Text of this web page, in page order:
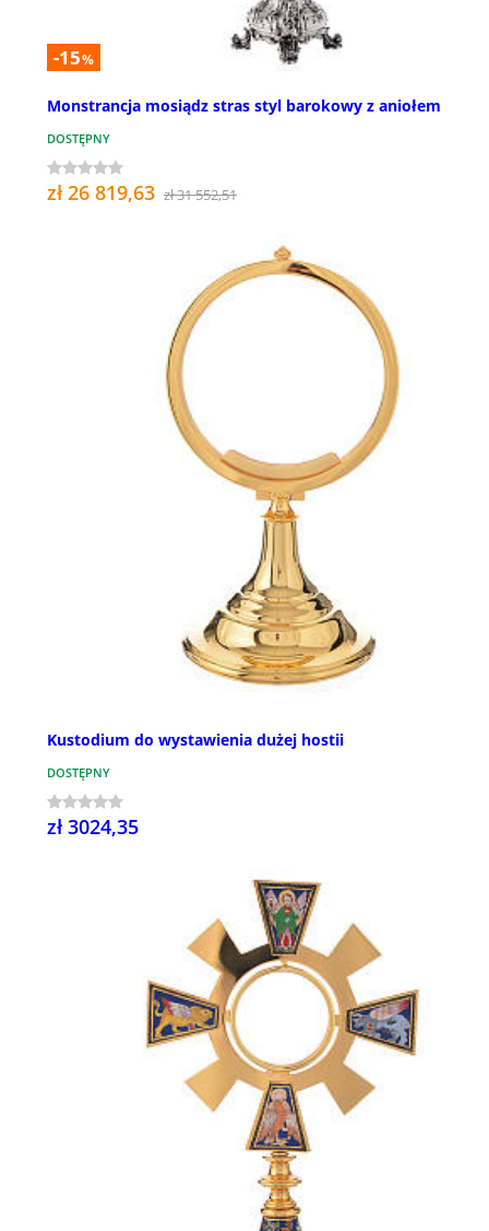
-15%
Monstrancja mosiądz stras styl barokowy z aniołem
DOSTĘPNY
zł 26 819,63 zł 31 552,51
Kustodium do wystawienia dużej hostii
DOSTĘPNY
zł 3024,35